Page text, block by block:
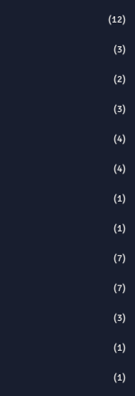
(12)
(3)
(2)
(3)
(4)
(4)
(1)
(1)
(7)
(7)
(3)
(1)
(1)